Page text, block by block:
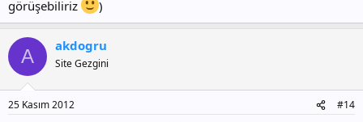
görüşebiliriz
)
A akdogru
Site Gezgini
25 Kasım 2012 #14